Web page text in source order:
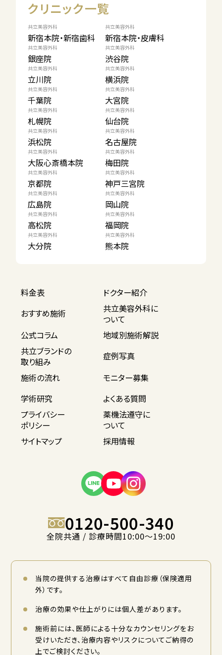
クリニック一覧
共立美容外科
新宿本院・新宿歯科
共立美容外科
新宿本院・皮膚科
共立美容外科
銀座院
共立美容外科
渋谷院
共立美容外科
立川院
共立美容外科
横浜院
共立美容外科
千葉院
共立美容外科
大宮院
共立美容外科
札幌院
共立美容外科
仙台院
共立美容外科
浜松院
共立美容外科
名古屋院
共立美容外科
大阪心斎橋本院
共立美容外科
梅田院
共立美容外科
京都院
共立美容外科
神戸三宮院
共立美容外科
広島院
共立美容外科
岡山院
共立美容外科
高松院
共立美容外科
福岡院
共立美容外科
大分院
共立美容外科
熊本院
料金表
ドクター紹介
おすすめ施術
共立美容外科に
ついて
公式コラム
地域別施術解説
共立ブランドの
取り組み
症例写真
施術の流れ
モニター募集
学術研究
よくある質問
プライバシー
ポリシー
薬機法遵守に
ついて
サイトマップ
採用情報
0120-500-340
全院共通 / 診療時間10:00〜19:00
当院の提供する治療はすべて自由診療（保険適用
外）です。
治療の効果や仕上がりには個人差があります。
施術前には、医師による十分なカウンセリングをお
受けいただき、治療内容やリスクについてご納得の
上でご検討ください。